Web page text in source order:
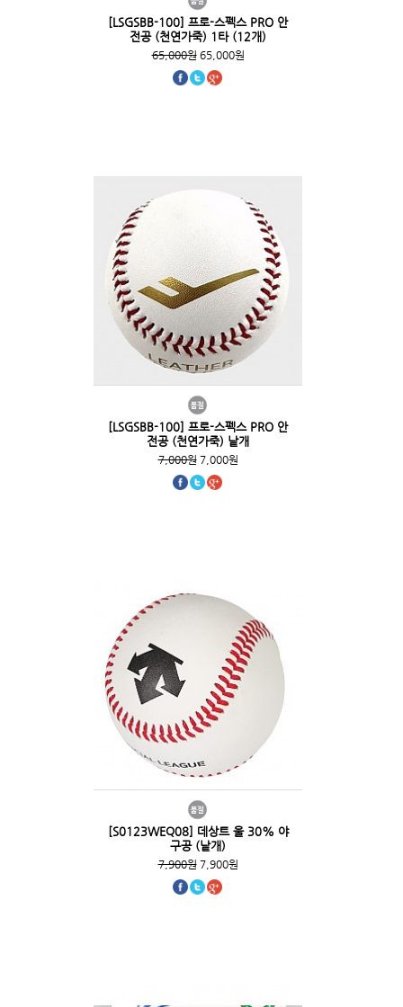
[LSGSBB-100] 프로-스펙스 PRO 안
전공 (천연가죽) 1타 (12개)
65,000원65,000원
[LSGSBB-100] 프로-스펙스 PRO 안
전공 (천연가죽) 낱개
7,000원7,000원
[S0123WEQ08] 데상트 울 30% 야
구공 (낱개)
7,900원7,900원